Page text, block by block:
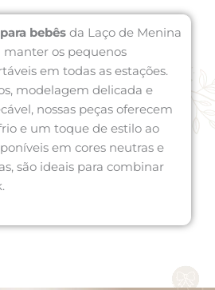
bebês da Laço de Menina
manter os pequenos
em todas as estações.
modelagem delicada e
nossas peças oferecem
e um toque de estilo ao
em cores neutras e
são ideais para combinar